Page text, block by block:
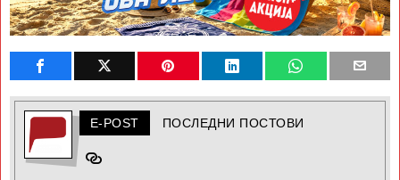
E-POST ПОСЛЕДНИ ПОСТОВИ